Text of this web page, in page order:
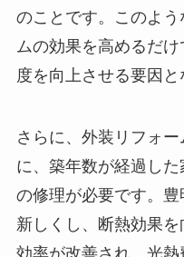
のことです。このよ
ムの効果を高めるだ
度を向上させる要因と
さらに、外装リフォ
に、築年数が経過し
の修理が必要です。
新しくし、断熱効果